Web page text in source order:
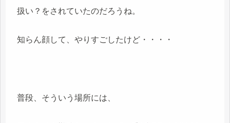
扱い？をされていたのだろうね。
知らん顔して、やりすごしたけど・・・・
普段、そういう場所には、